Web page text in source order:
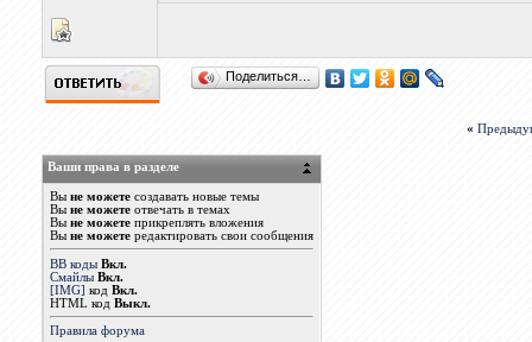
Поделиться…
«
Ваши права в разделе
Вы не можетесоздавать новые темы
Вы не можетеотвечать в темах
Вы не можетеприкреплять вложения
Вы не можетередактировать свои сообщения
BB коды Вкл.
Смайлы Вкл.
[IMG] код Вкл.
HTML код Выкл.
Правила форума